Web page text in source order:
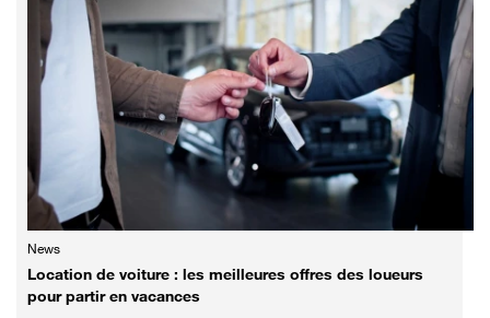
News
Location de voiture : les meilleures offres des loueurs
pour partir en vacances